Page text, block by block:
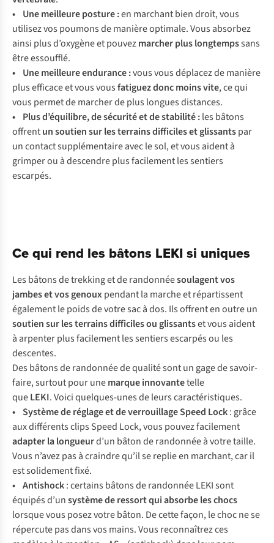
• Une meilleure posture :en marchant bien droit, vous
utilisez vos poumons de manière optimale. Vous absorbez
ainsi plus d’oxygène et pouvezmarcher plus longtempssans
être essoufflé.
• Une meilleure endurance :vous vous déplacez de manière
plus efficace et vous vousfatiguez donc moins vite, ce qui
vous permet de marcher de plus longues distances.
• Plus d’équilibre, de sécurité et de stabilité :les bâtons
offrentun soutien sur les terrains difficiles et glissantspar
un contact supplémentaire avec le sol, et vous aident à
grimper ou à descendre plus facilement les sentiers
escarpés.
Ce qui rend les bâtons LEKI si uniques
Les bâtonsdetrekkinget derandonnéesoulagentvos
jambesetvosgenouxpendantla marcheetrépartissent
égalementlepoidsdevotresacàdos. Ilsoffrentenoutreun
soutiensurlesterrainsdifficilesou glissantsetvous aident
à arpenterplusfacilementlessentiersescarpésou les
descentes.
Des bâtons de randonnée de qualité sont un gage de savoir-
faire, surtout pour unemarque innovantetelle
queLEKI. Voici quelques-unes de leurs caractéristiques.
• Systèmederéglageet deverrouillageSpeed Lock: grâce
auxdifférentsclips Speed Lock,vous pouvezfacilement
adapterlalongueurd’un bâtonderandonnéeàvotretaille.
Vous n’avezpas àcraindrequ’il se replie en marchant, car il
est solidement fixé.
• Antishock:certains bâtonsderandonnéeLEKIsont
équipésd’unsystèmederessortquiabsorbeleschocs
lorsquevous posezvotrebâton. Decettefaçon,lechocne se
répercutepasdansvos mains.Vous reconnaîtrezces